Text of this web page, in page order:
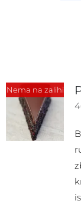
Nema na zalihi